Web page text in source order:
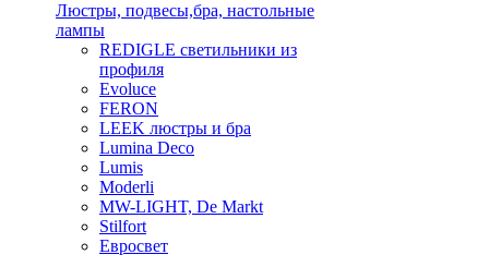
Люстры, подвесы,бра, настольные
лампы
REDIGLE светильники из
профиля
Evoluce
FERON
LEEK люстры и бра
Lumina Deco
Lumis
Moderli
MW-LIGHT, De Markt
Stilfort
Евросвет